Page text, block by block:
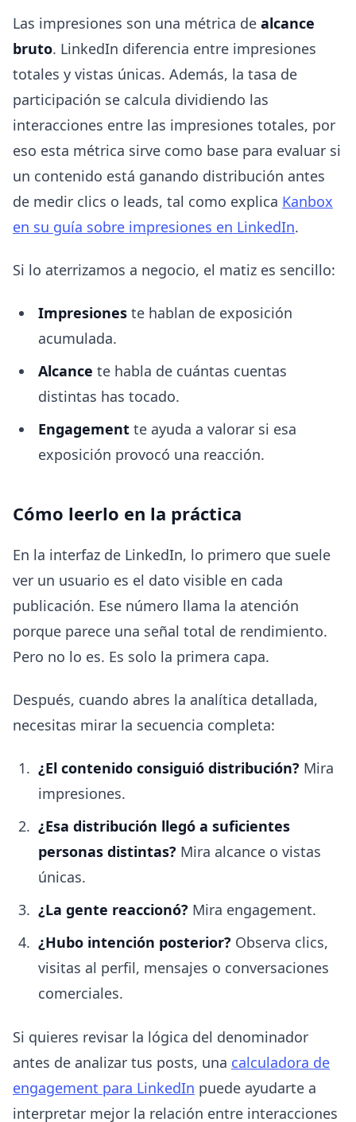
Las impresiones son una métrica de alcance
bruto. LinkedIn diferencia entre impresiones
totales y vistas únicas. Además, la tasa de
participación se calcula dividiendo las
interacciones entre las impresiones totales, por
eso esta métrica sirve como base para evaluar si
un contenido está ganando distribución antes
de medir clics o leads, tal como explica Kanbox
en su guía sobre impresiones en LinkedIn.
Si lo aterrizamos a negocio, el matiz es sencillo:
Impresioneste hablan de exposición
acumulada.
Alcance te habla de cuántas cuentas
distintas has tocado.
Engagementte ayuda a valorar si esa
exposición provocó una reacción.
Cómo leerlo en la práctica
En la interfaz de LinkedIn, lo primero que suele
ver un usuario es el dato visible en cada
publicación. Ese número llama la atención
porque parece una señal total de rendimiento.
Pero no lo es. Es solo la primera capa.
Después, cuando abres la analítica detallada,
necesitas mirar la secuencia completa:
¿El contenido consiguió distribución? Mira
impresiones.
¿Esa distribución llegó a suficientes
personas distintas? Mira alcance o vistas
únicas.
¿La gente reaccionó? Mira engagement.
¿Hubo intención posterior? Observa clics,
visitas al perfil, mensajes o conversaciones
comerciales.
Si quieres revisar la lógica del denominador
antes de analizar tus posts, una calculadora de
engagement para LinkedIn puede ayudarte a
interpretar mejor la relación entre interacciones